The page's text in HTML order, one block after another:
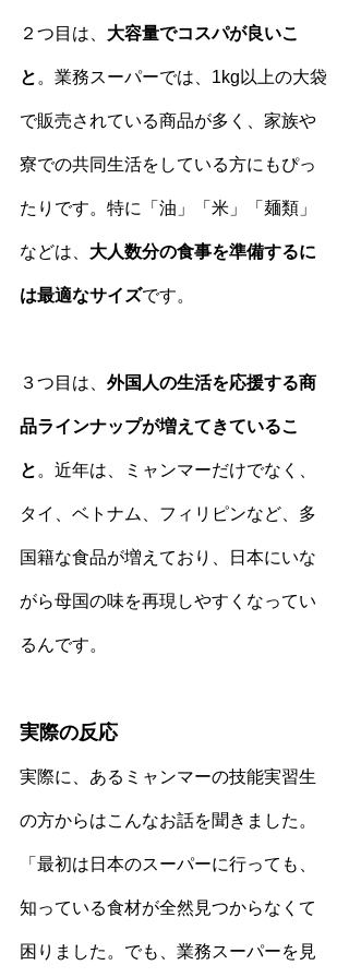
２つ目は、 大容量でコスパが良いこ
と 。業務スーパーでは、1kg以上の大袋
で販売されている商品が多く、家族や
寮での共同生活をしている方にもぴっ
たりです。特に「油」「米」「麺類」
などは、 大人数分の食事を準備するに
は最適なサイズです。
３つ目は、 外国人の生活を応援する商
品ラインナップが増えてきているこ
と 。近年は、ミャンマーだけでなく、
タイ、ベトナム、フィリピンなど、多
国籍な食品が増えており、日本にいな
がら母国の味を再現しやすくなってい
るんです。
実際の反応
実際に、あるミャンマーの技能実習生
の方からはこんなお話を聞きました。
「最初は日本のスーパーに行っても、
知っている食材が全然見つからなくて
困りました。でも、業務スーパーを見